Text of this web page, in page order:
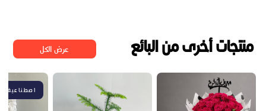
منتجات أخرى من البائع عرض الكل
اصطناعية